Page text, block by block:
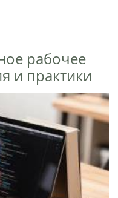
рабочее
и практики